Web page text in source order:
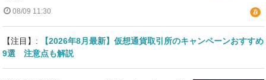
08/09 11:30
【注目】:
【2026年8月最新】仮想通貨取引所のキャンペーンおすすめ
9選 注意点も解説